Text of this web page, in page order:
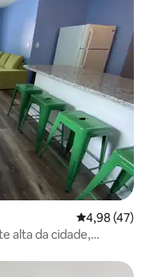
4,98 de uma
4,98 (47)
alta da cidade,